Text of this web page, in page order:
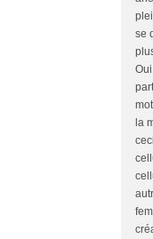
se
la